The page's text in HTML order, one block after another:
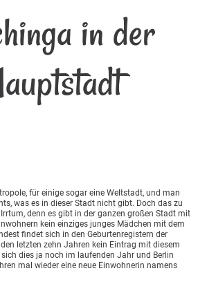
in der
für einige sogar eine Weltstadt, und man
was es in dieser Stadt nicht gibt. Doch das zu
denn es gibt in der ganzen großen Stadt mit
kein einziges junges Mädchen mit dem
findet sich in den Geburtenregistern der
letzten zehn Jahren kein Eintrag mit diesem
dies ja noch im laufenden Jahr und Berlin
mal wieder eine neue Einwohnerin namens